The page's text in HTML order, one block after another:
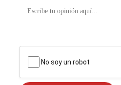
No soy un robot